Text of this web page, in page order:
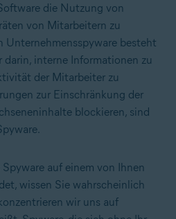
die Nutzung von
von Mitarbeitern zu
Unternehmensspyware besteht
interne Informationen zu
der Mitarbeiter zu
zur Einschränkung der
blockieren, sind
auf einem von Ihnen
wissen Sie wahrscheinlich
wir uns auf